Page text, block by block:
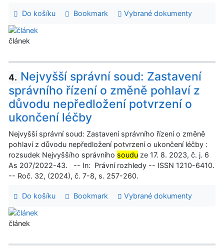
Do košíku Bookmark Vybrané dokumenty
článek
4. Nejvyšší správní soud: Zastavení
správního řízení o změně pohlaví z
důvodu nepředložení potvrzení o
ukončení léčby
Nejvyšší správní soud: Zastavení správního řízení o změně
pohlaví z důvodu nepředložení potvrzení o ukončení léčby :
rozsudek Nejvyššího správního soudu ze 17. 8. 2023, č. j. 6
As 207/2022-43. -- In: Právní rozhledy -- ISSN 1210-6410.
-- Roč. 32, (2024), č. 7-8, s. 257-260.
Do košíku Bookmark Vybrané dokumenty
článek